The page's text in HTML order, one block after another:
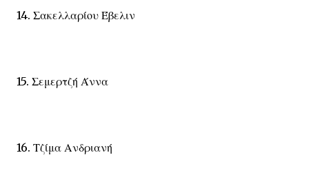
14. Σακελλαρίου Έβελιν
15. Σεμερτζή Άννα
16. Τζίμα Ανδριανή